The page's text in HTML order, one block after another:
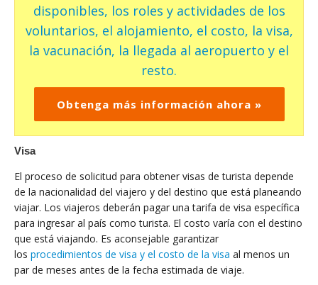
disponibles, los roles y actividades de los
voluntarios, el alojamiento, el costo, la visa,
la vacunación, la llegada al aeropuerto y el
resto.
Obtenga más información ahora »
Visa
El proceso de solicitud para obtener visas de turista depende
de la nacionalidad del viajero y del destino que está planeando
viajar. Los viajeros deberán pagar una tarifa de visa específica
para ingresar al país como turista. El costo varía con el destino
que está viajando. Es aconsejable garantizar
los procedimientos de visa y el costo de la visa al menos un
par de meses antes de la fecha estimada de viaje.